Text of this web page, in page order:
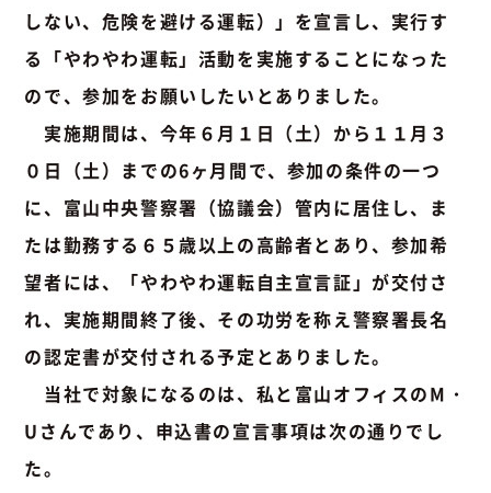
しない、危険を避ける運転）」を宣言し、実行す
る「やわやわ運転」活動を実施することになった
ので、参加をお願いしたいとありました。
実施期間は、今年６月１日（土）から１１月３
０日（土）までの6ヶ月間で、参加の条件の一つ
に、富山中央警察署（協議会）管内に居住し、ま
たは勤務する６５歳以上の高齢者とあり、参加希
望者には、「やわやわ運転自主宣言証」が交付さ
れ、実施期間終了後、その功労を称え警察署長名
の認定書が交付される予定とありました。
当社で対象になるのは、私と富山オフィスのM・
Uさんであり、申込書の宣言事項は次の通りでし
た。